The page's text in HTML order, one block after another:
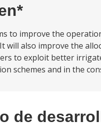
to improve the
will also improve the
to exploit better
schemes and in the
de